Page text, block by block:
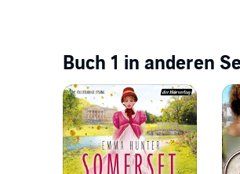
Buch 1 in anderen